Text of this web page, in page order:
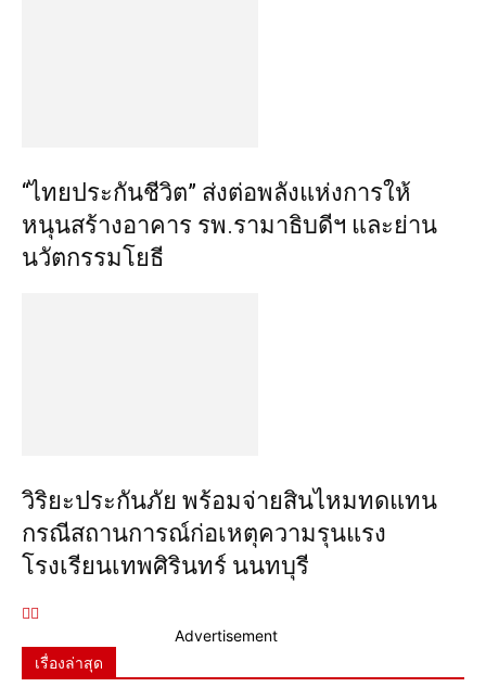
“ไทยประกันชีวิต” ส่งต่อพลังแห่งการให้
หนุนสร้างอาคาร รพ.รามาธิบดีฯ และย่าน
นวัตกรรมโยธี
วิริยะประกันภัย พร้อมจ่ายสินไหมทดแทน
กรณีสถานการณ์ก่อเหตุความรุนแรง
โรงเรียนเทพศิรินทร์ นนทบุรี
Advertisement
เรื่องล่าสุด